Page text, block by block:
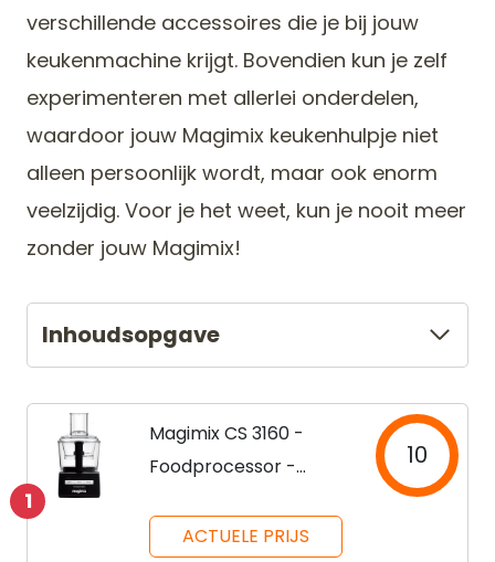
verschillende accessoires die je bij jouw
keukenmachine krijgt. Bovendien kun je zelf
experimenteren met allerlei onderdelen,
waardoor jouw Magimix keukenhulpje niet
alleen persoonlijk wordt, maar ook enorm
veelzijdig. Voor je het weet, kun je nooit meer
zonder jouw Magimix!
Inhoudsopgave
1
Magimix CS 3160 -
Foodprocessor -
Zwart
10
ACTUELE PRIJS